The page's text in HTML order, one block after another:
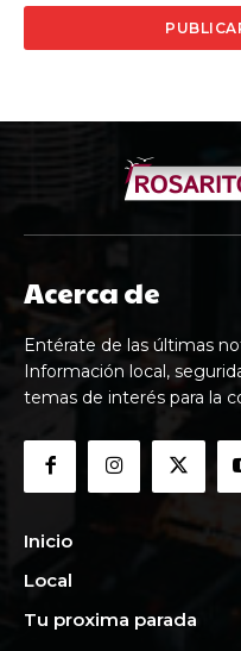
Acerca de
Entérate de las últimas
Información local,
temas de interés para la
Inicio
Local
Tu proxima parada